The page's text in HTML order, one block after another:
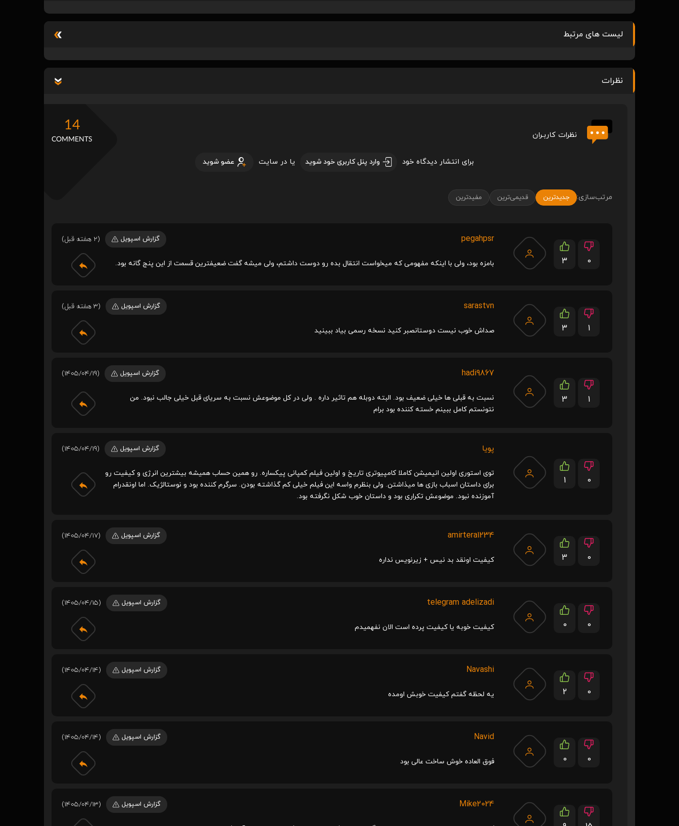
لیست های مرتبط
نظرات
نظرات کاربـران
14
COMMENTS
برای انتشار دیدگاه خود وارد پنل کاربری خود شوید یا در سایت عضو شوید
مرتب‌سازی: جدیدترین قدیمی‌ترین مفیدترین
3 0
pegahpsr گزارش اسپویل (2 هفته قبل)
بامزه بود، ولی با اینکه مفهومی که میخواست انتقال بده رو دوست داشتم، ولی میشه گفت ضعیفترین قسمت از این پنج گانه بود.
3 1
sarastvn گزارش اسپویل (3 هفته قبل)
صداش خوب نیست دوستانصبر کنید نسخه رسمی بیاد ببینید
3 1
hadi9867 گزارش اسپویل (1405/04/19)
نسبت به قبلی ها خیلی ضعیف بود. البته دوبله هم تاثیر داره . ولی در کل موضوعش نسبت به سریای قبل خیلی جالب نبود. من
نتونستم کامل ببینم خسته کننده بود برام
1 0
پویا گزارش اسپویل (1405/04/19)
توی استوری اولین انیمیشن کاملا کامپیوتری تاریخ و اولین فیلم کمپانی پیکساره. رو همین حساب همیشه بیشترین انرژی و کیفیت رو
برای داستان اسباب بازی ها میذاشتن. ولی بنظرم واسه این فیلم خیلی کم گذاشته بودن. سرگرم کننده بود و نوستالژیک. اما اونقدرام
آموزنده نبود. موضوعش تکراری بود و داستان خوب شکل نگرفته بود.
3 0
amirtera1234 گزارش اسپویل (1405/04/17)
کیفیت اونقد بد نیس + زیرنویس نداره
0 0
telegram adelizadi گزارش اسپویل (1405/04/15)
کیفیت خوبه یا کیفیت پرده است الان نفهمیدم
2 0
Navashi گزارش اسپویل (1405/04/14)
یه لحظه گفتم کیفیت خوبش اومده
0 0
Navid گزارش اسپویل (1405/04/14)
فوق العاده خوش ساخت عالی بود
Mike2024 گزارش اسپویل (1405/04/13)